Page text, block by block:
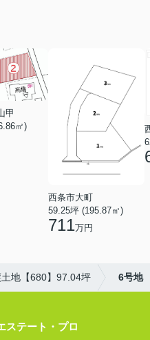
甲
㎡)
西条市大町
59.25坪 (195.87㎡)
711万円
地【680】97.04坪 6号地
ステート・プロ